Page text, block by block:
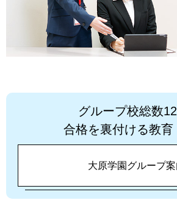
グループ校総数
合格を裏付ける教育
大原学園グループ案